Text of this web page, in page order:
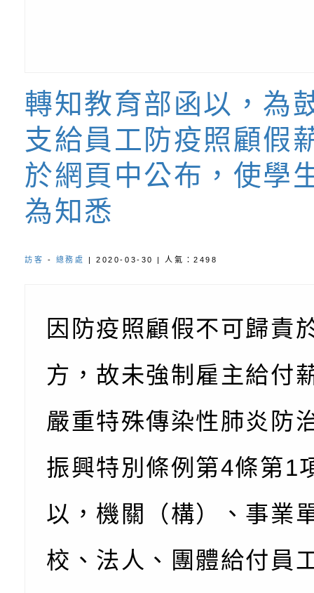
轉知教育部函以，為
支給員工防疫照顧假
於網頁中公布，使學
為知悉
訪客 - 總務處 | 2020-03-30 | 人氣：2498
因防疫照顧假不可歸責
方，故未強制雇主給付
嚴重特殊傳染性肺炎防
振興特別條例第4條第1
以，機關（構）、事業
校、法人、團體給付員